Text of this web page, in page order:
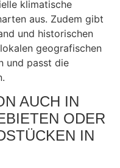
klimatische
aus. Zudem gibt
und historischen
geografischen
und passt die
AUCH IN
ODER
IN